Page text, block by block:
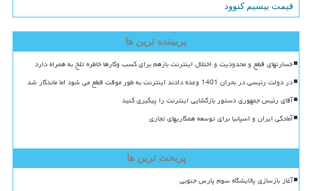
قیمت بیسیم کنوود
پربیننده ترین ها
خسارتهای قطع و محدودیت و اختلال اینترنت بازهم برای کسب وکارها خاطره تلخ به همراه دارد
در دولت رئیسی در بحران 1401 وعده دادند اینترنت به طور موقت قطع می شود اما ماندگار شد
آقای رئیس جمهوری دستور بازگشایی اینترنت را پیگیری کنید
آمادگی ایران و اسپانیا برای توسعه همکاریهای تجاری
پربحث ترین ها
آغاز بازسازی پالایشگاه سوم پارس جنوبی